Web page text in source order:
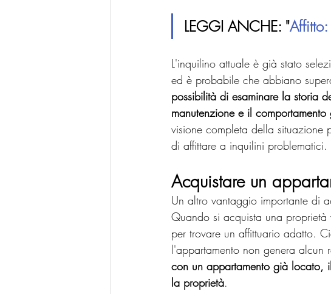
LEGGI ANCHE: "
L'inquilino attuale è già stato
ed è probabile che abbiano
possibilità di esaminare la storia
manutenzione e il
visione completa della situazione
di affittare a inquilini problematici.
Acquistare un
Un altro vantaggio importante di
Quando si acquista una
per trovare un affittuario adatto.
l'appartamento non genera alcun
con un appartamento già locato,
la proprietà.